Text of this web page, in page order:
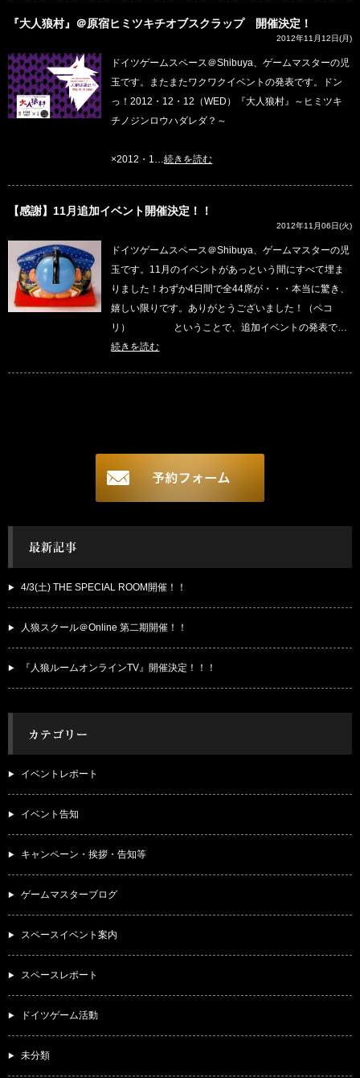
『大人狼村』＠原宿ヒミツキチオブスクラップ 開催決定！
2012年11月12日(月)
ドイツゲームスペース＠Shibuya、ゲームマスターの児
玉です。またまたワクワクイベントの発表です。ドン
っ！2012・12・12（WED）『大人狼村』～ヒミツキ
チノジンロウハダレダ？～
×2012・1…続きを読む
【感謝】11月追加イベント開催決定！！
2012年11月06日(火)
ドイツゲームスペース＠Shibuya、ゲームマスターの児
玉です。11月のイベントがあっという間にすべて埋ま
りました！わずか4日間で全44席が・・・本当に驚き、
嬉しい限りです。ありがとうございました！（ペコ
リ） ということで、追加イベントの発表で…
続きを読む
4/3(土) THE SPECIAL ROOM開催！！
人狼スクール＠Online 第二期開催！！
『人狼ルームオンラインTV』開催決定！！！
イベントレポート
イベント告知
キャンペーン・挨拶・告知等
ゲームマスターブログ
スペースイベント案内
スペースレポート
ドイツゲーム活動
未分類